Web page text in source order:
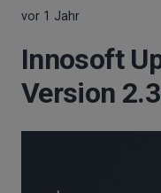
vor 1 Jahr
Innosoft
Version 2.3